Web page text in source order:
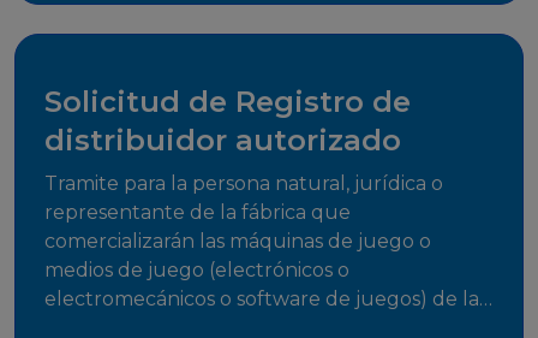
Solicitud de Registro de
distribuidor autorizado
Tramite para la persona natural, jurídica o
representante de la fábrica que
comercializarán las máquinas de juego o
medios de juego (electrónicos o
electromecánicos o software de juegos) de las